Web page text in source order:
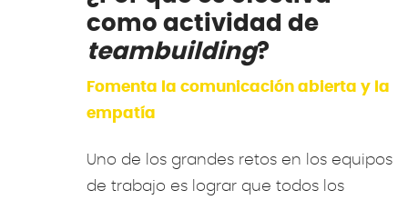
como actividad de
teambuilding?
Fomenta la comunicación abierta y la
empatía
Uno de los grandes retos en los equipos
de trabajo es lograr que todos los